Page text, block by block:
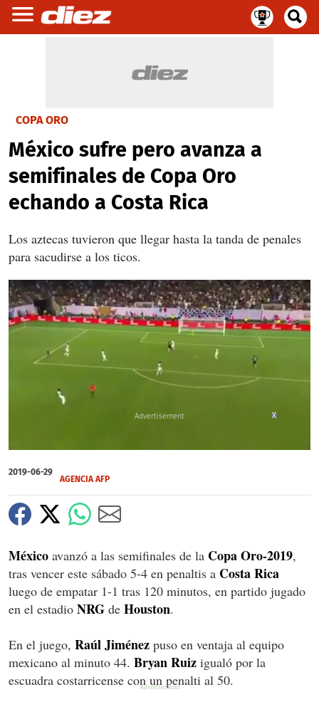
COPA ORO
México sufre pero avanza a
semifinales de Copa Oro
echando a Costa Rica
Los aztecas tuvieron que llegar hasta la tanda de penales
para sacudirse a los ticos.
seconds
of
seconds
X
X
2019-06-29
AGENCIA AFP
México avanzó a las semifinales de la Copa Oro-2019,
tras vencer este sábado 5-4 en penaltis a Costa Rica
luego de empatar 1-1 tras 120 minutos, en partido jugado
en el estadio NRG de Houston.
En el juego, Raúl Jiménez puso en ventaja al equipo
mexicano al minuto 44. Bryan Ruiz igualó por la
escuadra costarricense con un penalti al 50.